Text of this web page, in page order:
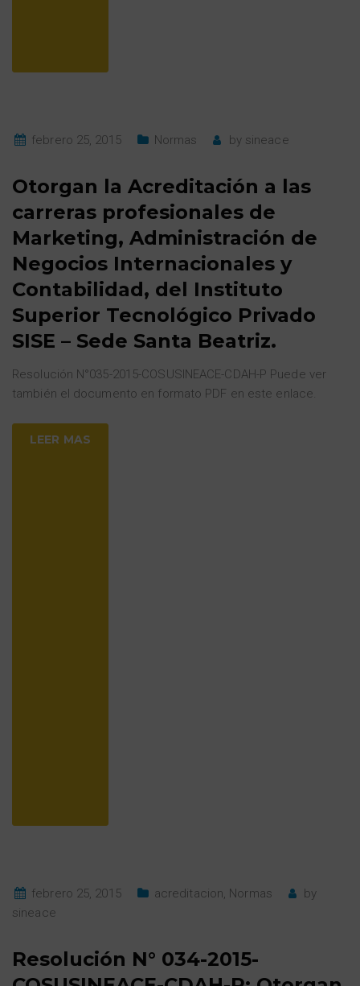
febrero 25, 2015 Normas by sineace
Otorgan la Acreditación a las
carreras profesionales de
Marketing, Administración de
Negocios Internacionales y
Contabilidad, del Instituto
Superior Tecnológico Privado
SISE – Sede Santa Beatriz.
Resolución N°035-2015-COSUSINEACE-CDAH-P Puede ver
también el documento en formato PDF en este enlace.
LEER MAS
febrero 25, 2015 acreditacion, Normas
by
sineace
Resolución N° 034-2015-